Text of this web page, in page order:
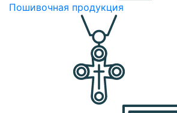
Пошивочная продукция